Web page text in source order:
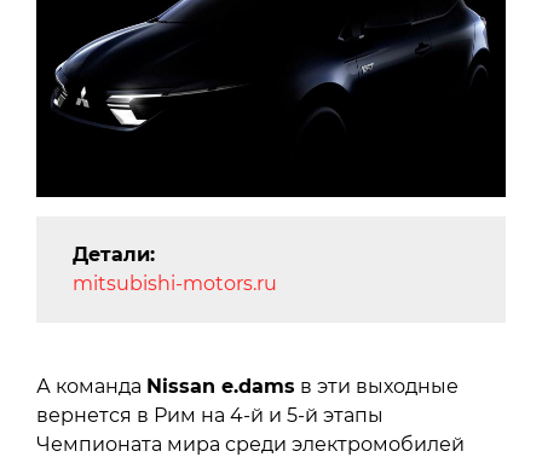
Детали:
mitsubishi-motors.ru
А команда Nissan e.dams в эти выходные
вернется в Рим на 4-й и 5-й этапы
Чемпионата мира среди электромобилей